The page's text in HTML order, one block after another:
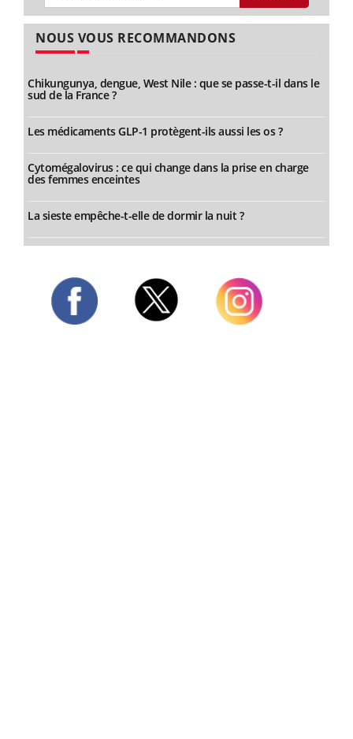
NOUS VOUS RECOMMANDONS
Chikungunya, dengue, West Nile : que se passe-t-il dans le
sud de la France ?
Les médicaments GLP-1 protègent-ils aussi les os ?
Cytomégalovirus : ce qui change dans la prise en charge
des femmes enceintes
La sieste empêche-t-elle de dormir la nuit ?